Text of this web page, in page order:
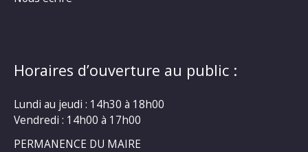
Horaires d’ouverture au public :
Lundi au jeudi : 14h30 à 18h00
Vendredi : 14h00 à 17h00
PERMANENCE DU MAIRE